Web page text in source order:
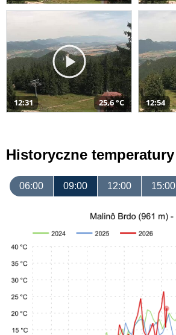
12:31 25,6 °C 12:54
Historyczne temperatury
06:00 09:00 12:00 15:00